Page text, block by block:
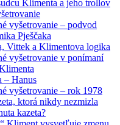
Klimenta a jeho trollov
vyšetrovanie – podvod
Pješčaka
Vittek a Klimentova logika
vyšetrovanie v ponímaní
– Hanus
vyšetrovanie – rok 1978
ktorá nikdy nezmizla
kazeta?